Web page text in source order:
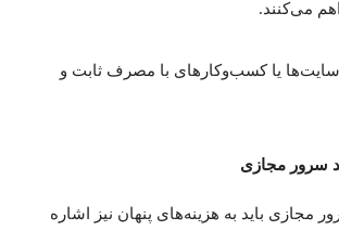
می‌کنند.
یا کسب‌وکارهای با مصرف ثابت و
سرور مجازی
مجازی باید به هزینه‌های پنهان نیز اشاره